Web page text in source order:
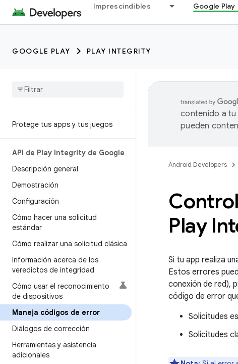
Imprescindibles Google Play
GOOGLE PLAY PLAY INTEGRITY
Protege tus apps y tus juegos
API de Play Integrity de Google
Descripción general
Demostración
Configuración
Cómo hacer una solicitud
estándar
Cómo realizar una solicitud clásica
Información acerca de los
veredictos de integridad
Cómo usar el reconocimiento
de dispositivos
Maneja códigos de error
Diálogos de corrección
Herramientas y asistencia
adicionales
contenido a tu
pueden
Android Developers
Play
Si tu app realiza
Estos errores
conexión de red),
código de error
Solicitudes
Solicitudes